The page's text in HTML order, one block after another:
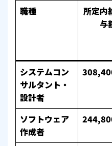
職種
所定内
与
システムコン
サルタント・
設計者
ソフトウェア
作成者